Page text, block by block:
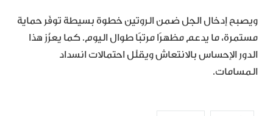
ويصبح إدخال الجل ضمن الروتين خطوة بسيطة توفّر حماية
مستمرة، ما يدعم مظهرًا مرتبًا طوال اليوم. كما يعزّز هذا
الدور الإحساس بالانتعاش ويقلّل احتمالات انسداد
المسامات.